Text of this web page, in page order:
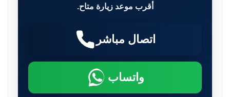
أقرب موعد زيارة متاح.
اتصال مباشر
واتساب